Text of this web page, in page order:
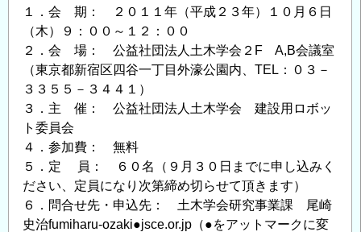
１．会 期： ２０１１年（平成２３年）１０月６日
（木）９：００～１２：００
２．会 場： 公益社団法人土木学会２F A,B会議室
（東京都新宿区四谷一丁目外濠公園内、TEL：０３－
３３５５－３４４１）
３．主 催： 公益社団法人土木学会 建設用ロボッ
ト委員会
４．参加費： 無料
５．定 員： ６０名（９月３０日までに申し込みく
ださい、定員になり次第締め切らせて頂きます）
６．問合せ先・申込先： 土木学会研究事業課 尾崎
史治fumiharu-ozaki●jsce.or.jp（●をアットマークに変